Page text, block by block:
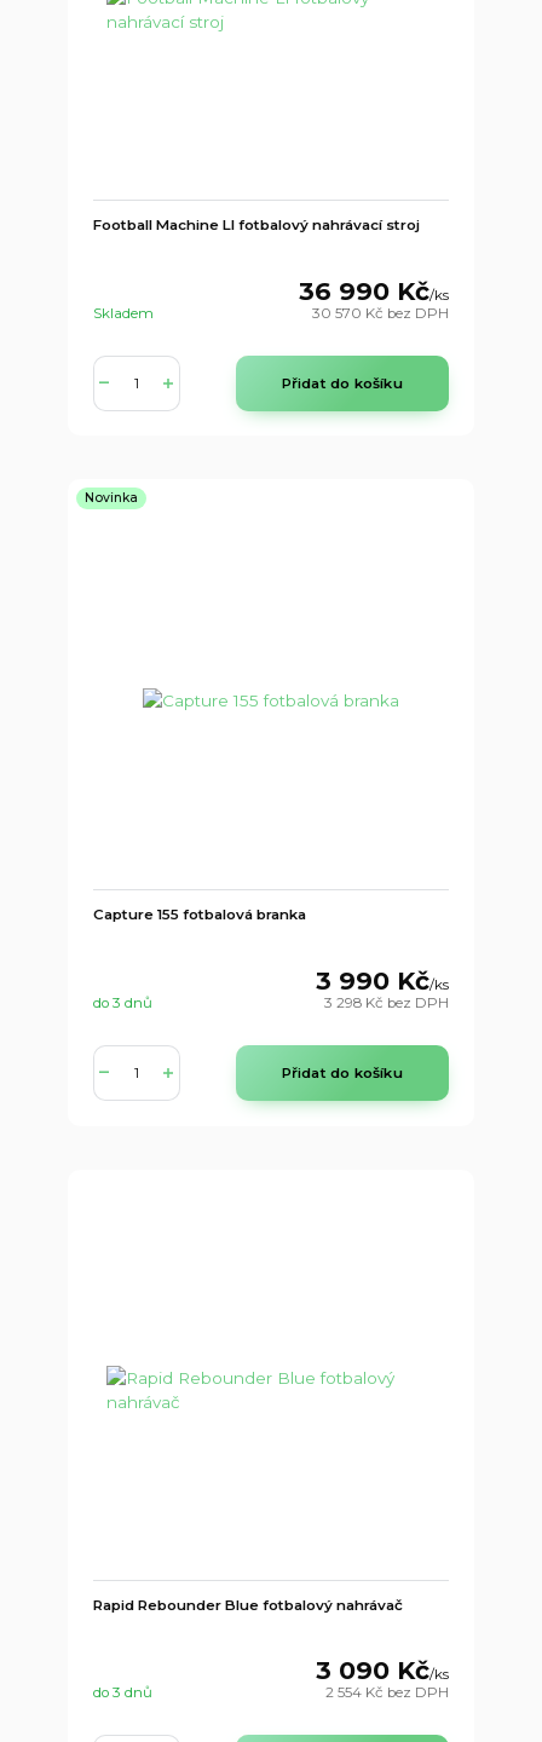
Football Machine LI fotbalový nahrávací stroj
36 990 Kč/ks
30 570 Kč bez DPH
Skladem
Přidat do košíku
Novinka
Capture 155 fotbalová branka
3 990 Kč/ks
3 298 Kč bez DPH
do 3 dnů
Přidat do košíku
Rapid Rebounder Blue fotbalový nahrávač
3 090 Kč/ks
2 554 Kč bez DPH
do 3 dnů